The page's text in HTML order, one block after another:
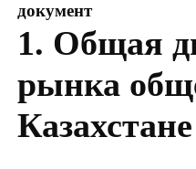
документ
1. Общая
рынка
Казахстане